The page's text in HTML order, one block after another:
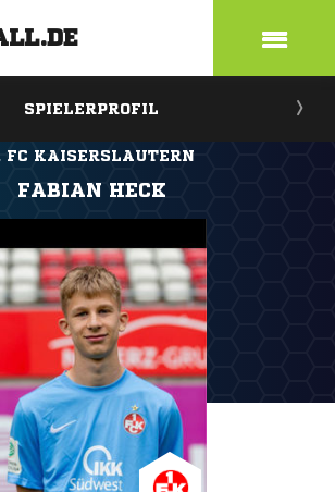
SPIELERPROFIL
FC KAISERSLAUTERN
FABIAN HECK